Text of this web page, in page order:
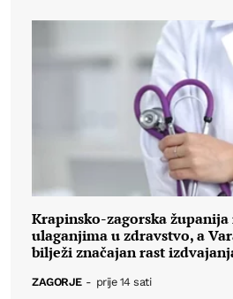
Krapinsko-zagorska
ulaganjima u zdravstvo, a
bilježi značajan rast
ZAGORJE - prije 14 sati